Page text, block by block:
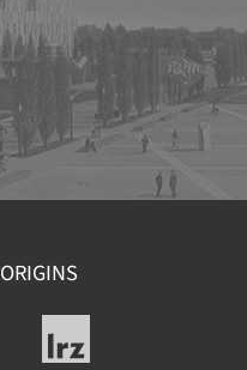
ORIGINS
Leibniz-
Rechenzentrum